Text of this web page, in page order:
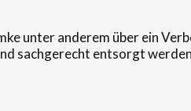
unter anderem über ein
sachgerecht entsorgt